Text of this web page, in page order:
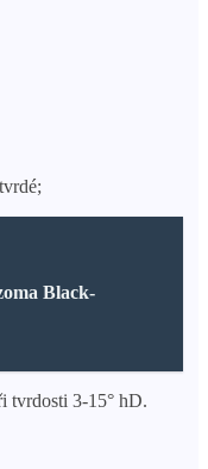
Black-
tvrdosti 3-15° hD.